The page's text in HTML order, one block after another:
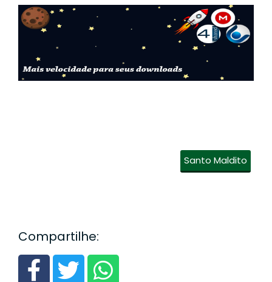
Santo Maldito
Compartilhe: